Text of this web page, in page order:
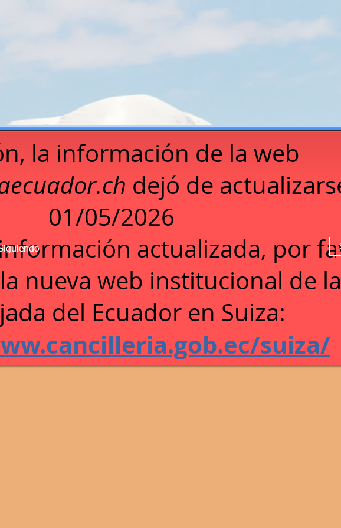
la información de la web
dejó de
01/05/2026
actualizada, por
nueva web institucional de la
del Ecuador en Suiza:
suiza/